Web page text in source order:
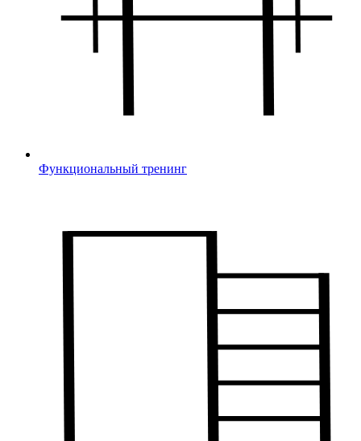
Функциональный тренинг